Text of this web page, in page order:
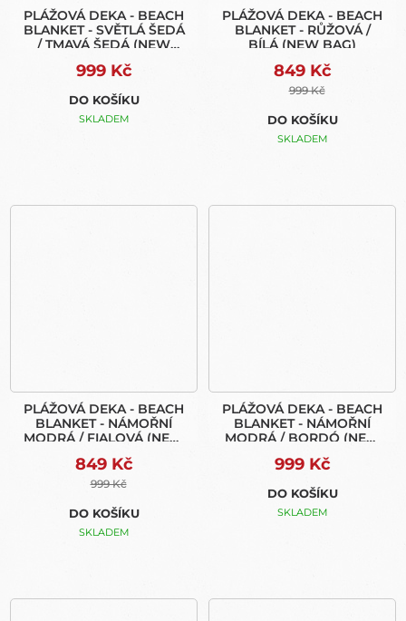
PLÁŽOVÁ DEKA - BEACH
BLANKET - SVĚTLÁ ŠEDÁ
/ TMAVÁ ŠEDÁ (NEW
999 Kč
DO KOŠÍKU
SKLADEM
PLÁŽOVÁ DEKA - BEACH
BLANKET - RŮŽOVÁ /
BÍLÁ (NEW BAG)
849 Kč
999 Kč
DO KOŠÍKU
SKLADEM
PLÁŽOVÁ DEKA - BEACH
BLANKET - NÁMOŘNÍ
MODRÁ / FIALOVÁ (NEW
849 Kč
999 Kč
DO KOŠÍKU
SKLADEM
PLÁŽOVÁ DEKA - BEACH
BLANKET - NÁMOŘNÍ
MODRÁ / BORDÓ (NEW
999 Kč
DO KOŠÍKU
SKLADEM